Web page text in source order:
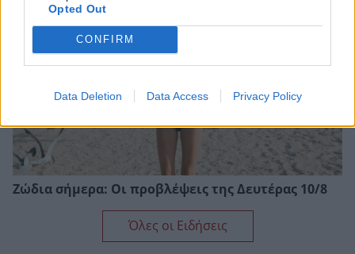
Opted Out
CONFIRM
Data Deletion Data Access Privacy Policy
Ζώδια σήμερα: Οι προβλέψεις της Δευτέρας 10/8
Όλες οι Ειδήσεις